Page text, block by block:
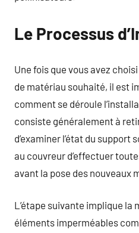
Le Processus
Une fois que vous avez
de matériau souhaité, il est
comment se déroule
consiste généralement à
d’examiner l’état du
au couvreur d’effectuer
avant la pose des nouveaux
L’étape suivante implique la
éléments imperméables